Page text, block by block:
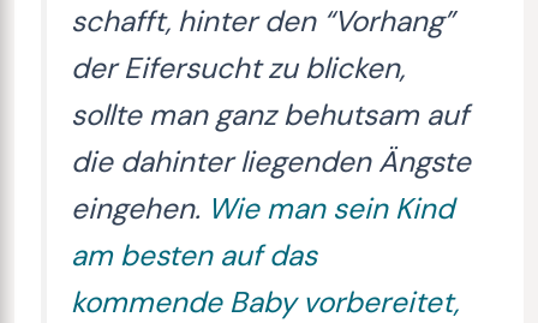
schafft, hinter den “Vorhang”
der Eifersucht zu blicken,
sollte man ganz behutsam auf
die dahinter liegenden Ängste
eingehen. Wie man sein Kind
am besten auf das
kommende Baby vorbereitet,